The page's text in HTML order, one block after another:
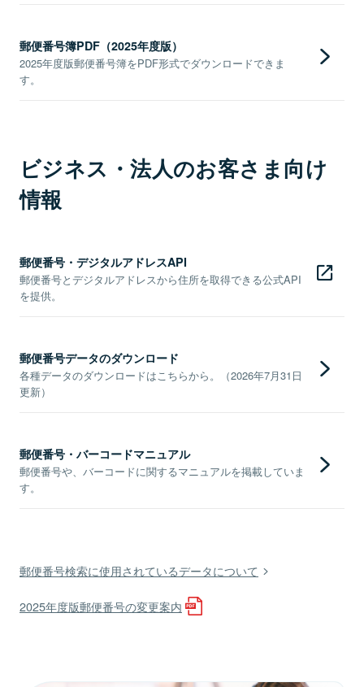
郵便番号簿PDF（2025年度版）
2025年度版郵便番号簿をPDF形式でダウンロードできま
す。
ビジネス・法人のお客さま向け
情報
郵便番号・デジタルアドレスAPI
郵便番号とデジタルアドレスから住所を取得できる公式API
を提供。
郵便番号データのダウンロード
各種データのダウンロードはこちらから。（2026年7月31日
更新）
郵便番号・バーコードマニュアル
郵便番号や、バーコードに関するマニュアルを掲載していま
す。
郵便番号検索に使用されているデータについて
2025年度版郵便番号の変更案内